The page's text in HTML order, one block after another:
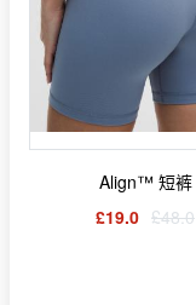
Align™ 短裤
£19.0 £48.0